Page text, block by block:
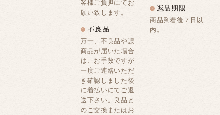
客様ご負担にてお
願い致します。
万一、不良品や誤
商品が届いた場合
は、お手数ですが
一度ご連絡いただ
き確認しました後
に着払いにてご返
送下さい。良品と
のご交換またはお
商品到着後７日以
内。